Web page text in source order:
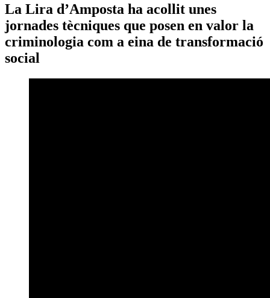
La Lira d’Amposta ha acollit unes
jornades tècniques que posen en valor la
criminologia com a eina de transformació
social